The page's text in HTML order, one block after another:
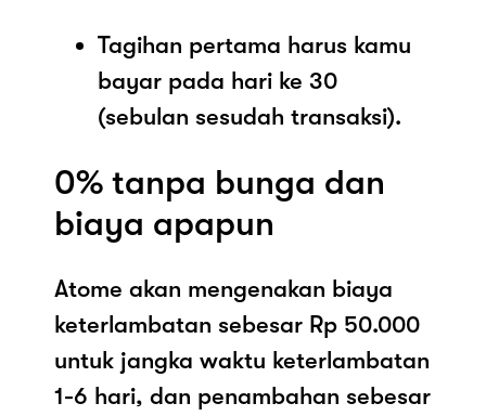
Tagihan pertama harus kamu
bayar pada hari ke 30
(sebulan sesudah transaksi).
0% tanpa bunga dan
biaya apapun
Atome akan mengenakan biaya
keterlambatan sebesar Rp 50.000
untuk jangka waktu keterlambatan
1-6 hari, dan penambahan sebesar